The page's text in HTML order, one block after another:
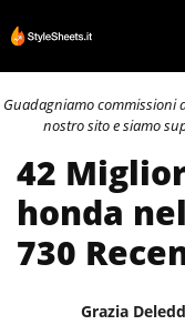
al
contenuto
Guadagniamo commissioni
nostro sito e siamo
42
honda
730
Grazia